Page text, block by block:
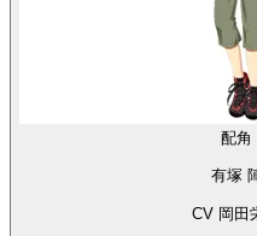
配角
有塚
CV 岡田